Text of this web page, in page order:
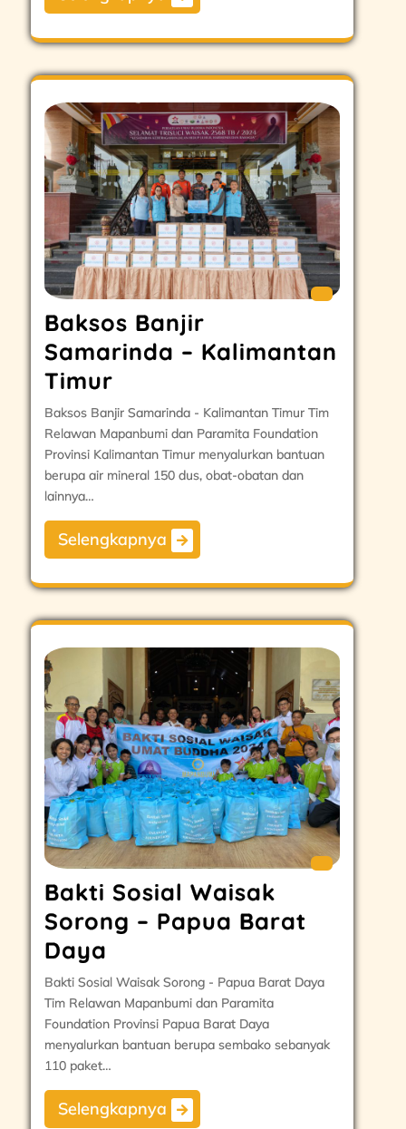
Baksos Banjir
Samarinda – Kalimantan
Timur
Baksos Banjir Samarinda - Kalimantan Timur Tim
Relawan Mapanbumi dan Paramita Foundation
Provinsi Kalimantan Timur menyalurkan bantuan
berupa air mineral 150 dus, obat-obatan dan
lainnya…
Selengkapnya
Bakti Sosial Waisak
Sorong – Papua Barat
Daya
Bakti Sosial Waisak Sorong - Papua Barat Daya
Tim Relawan Mapanbumi dan Paramita
Foundation Provinsi Papua Barat Daya
menyalurkan bantuan berupa sembako sebanyak
110 paket…
Selengkapnya